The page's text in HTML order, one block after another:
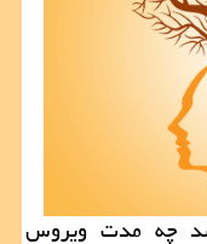
چه مدت ویروس